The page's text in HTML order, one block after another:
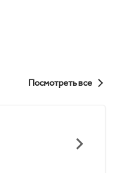
Посмотреть все